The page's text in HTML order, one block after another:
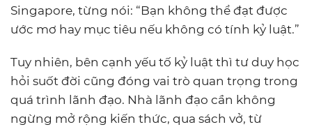
Singapore, từng nói: “Bạn không thể đạt được
ước mơ hay mục tiêu nếu không có tính kỷ luật.”
Tuy nhiên, bên cạnh yếu tố kỷ luật thì tư duy học
hỏi suốt đời cũng đóng vai trò quan trọng trong
quá trình lãnh đạo. Nhà lãnh đạo cần không
ngừng mở rộng kiến thức, qua sách vở, từ